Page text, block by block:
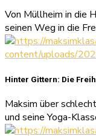
Von Müllheim in die
seinen Weg in die
Hinter Gittern: Die
Maksim über
und seine Yoga-